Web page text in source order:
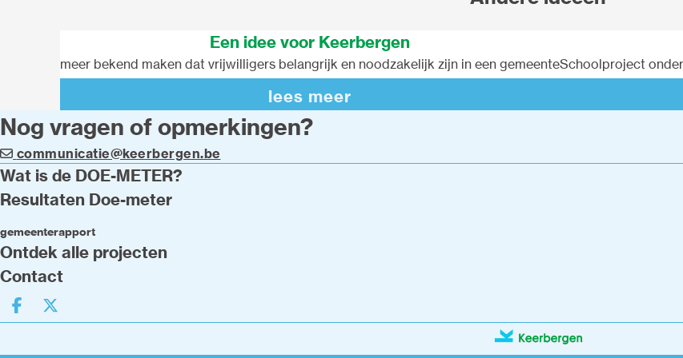
Een idee voor Keerbergen
meer bekend maken dat vrijwilligers belangrijk en noodzakelijk zijn in een gemeente
lees meer
Schoolproject
Nog vragen of opmerkingen?
communicatie@keerbergen.be
Wat is de DOE-METER?
Resultaten Doe-meter
gemeenterapport
Ontdek alle projecten
Contact
Deel op facebook
Deel op X